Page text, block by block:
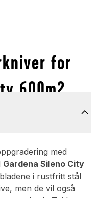
for
600m2
med
Gardena Sileno City
i rustfritt stål
men de vil også